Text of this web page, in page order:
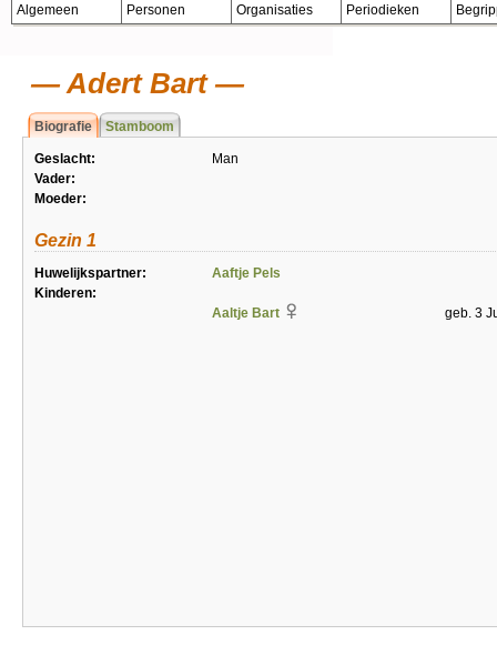
Algemeen Personen Organisaties Periodieken
Adert Bart
Biografie Stamboom
Geslacht:
Man
Vader:
Moeder:
Gezin 1
Huwelijkspartner:
Aaftje Pels
Kinderen:
Aaltje Bart
geb. 3